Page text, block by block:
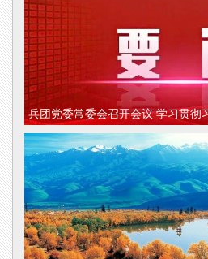
兵团党委常委会召开会议 学习贯彻